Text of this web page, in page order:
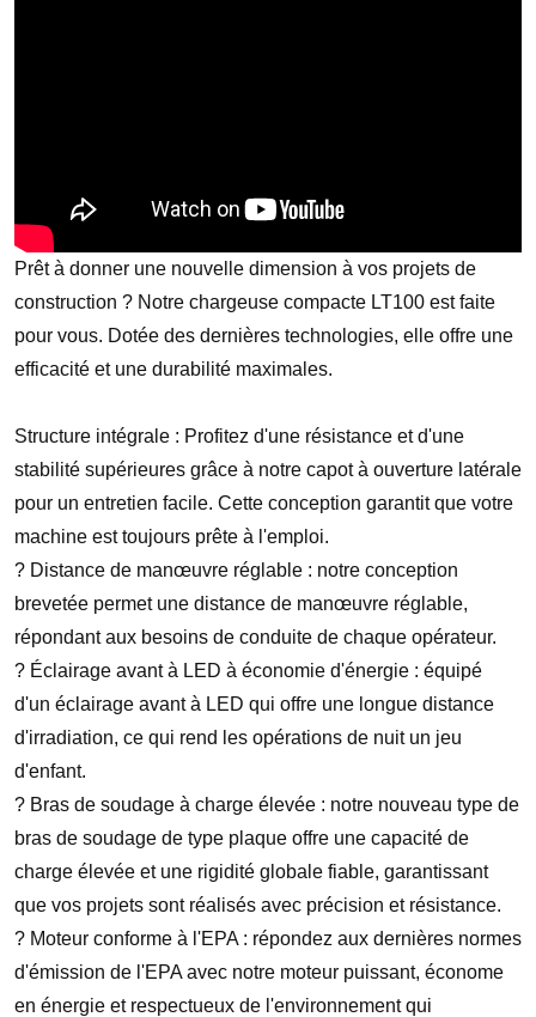
Prêt à donner une nouvelle dimension à vos projets de
construction ? Notre chargeuse compacte LT100 est faite
pour vous. Dotée des dernières technologies, elle offre une
efficacité et une durabilité maximales.
Structure intégrale : Profitez d'une résistance et d'une
stabilité supérieures grâce à notre capot à ouverture latérale
pour un entretien facile. Cette conception garantit que votre
machine est toujours prête à l'emploi.
?️ Distance de manœuvre réglable : notre conception
brevetée permet une distance de manœuvre réglable,
répondant aux besoins de conduite de chaque opérateur.
? Éclairage avant à LED à économie d'énergie : équipé
d'un éclairage avant à LED qui offre une longue distance
d'irradiation, ce qui rend les opérations de nuit un jeu
d'enfant.
? Bras de soudage à charge élevée : notre nouveau type de
bras de soudage de type plaque offre une capacité de
charge élevée et une rigidité globale fiable, garantissant
que vos projets sont réalisés avec précision et résistance.
? Moteur conforme à l'EPA : répondez aux dernières normes
d'émission de l'EPA avec notre moteur puissant, économe
en énergie et respectueux de l'environnement qui